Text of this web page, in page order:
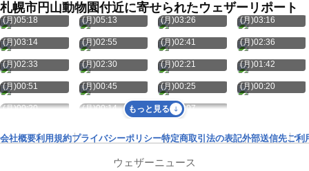
札幌市円山動物園付近に寄せられたウェザーリポート
8月10日
(月)05:18
8月10日
(月)05:13
8月10日
(月)03:26
8月10日
(月)03:16
8月10日
(月)03:14
8月10日
(月)02:55
8月10日
(月)02:41
8月10日
(月)02:36
8月10日
(月)02:33
8月10日
(月)02:30
8月10日
(月)02:21
8月10日
(月)01:42
8月10日
(月)00:51
8月10日
(月)00:45
8月10日
(月)00:25
8月10日
(月)00:20
8月10日
(月)00:20
8月10日
(月)00:14
8月10日
(月)00:07
もっと見る
会社概要利用規約プライバシーポリシー特定商取引法の表記外部送信先ご利
ウェザーニュース